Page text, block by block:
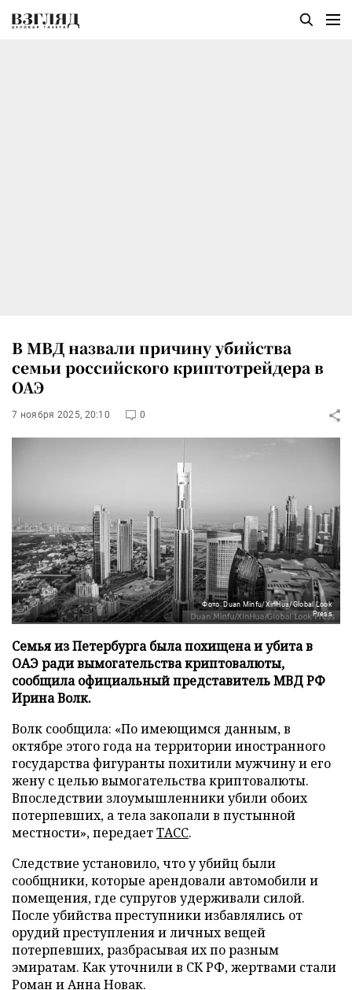
В МВД назвали причину убийства
семьи российского криптотрейдера в
ОАЭ
7 ноября 2025, 20:10 0
Фото: Duan Minfu/XinHua/Global Look
Press
Семья из Петербурга была похищена и убита в
ОАЭ ради вымогательства криптовалюты,
сообщила официальный представитель МВД РФ
Ирина Волк.
Волк сообщила: «По имеющимся данным, в
октябре этого года на территории иностранного
государства фигуранты похитили мужчину и его
жену с целью вымогательства криптовалюты.
Впоследствии злоумышленники убили обоих
потерпевших, а тела закопали в пустынной
местности», передаетТАСС.
Следствие установило, что у убийц были
сообщники, которые арендовали автомобили и
помещения, где супругов удерживали силой.
После убийства преступники избавлялись от
орудий преступления и личных вещей
потерпевших, разбрасывая их по разным
эмиратам. Как уточнили в СК РФ, жертвами стали
Роман и Анна Новак.